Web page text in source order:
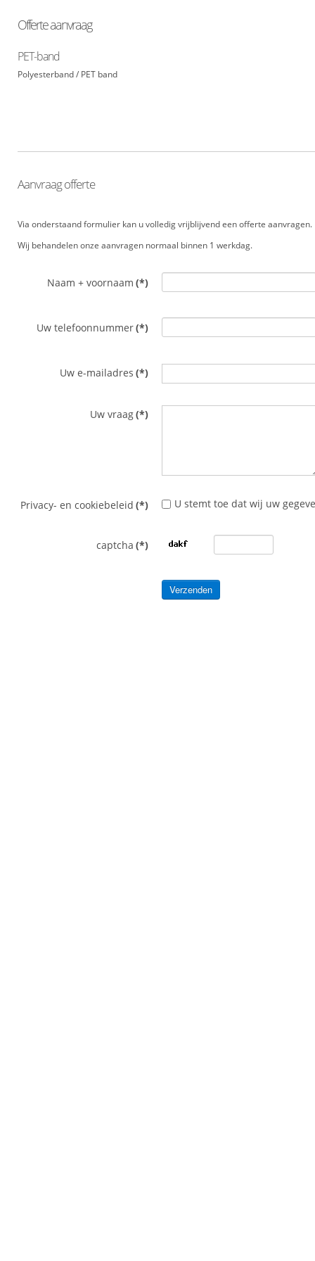
Offerte aanvraag
PET-band
Polyesterband / PET band
Aanvraag offerte
Via onderstaand formulier kan u volledig vrijblijvend een offerte
Wij behandelen onze aanvragen normaal binnen 1 werkdag.
Naam + voornaam (*)
Uw telefoonnummer(*)
Uw e-mailadres (*)
Uw vraag(*)
Privacy- en cookiebeleid (*) U stemt toe dat wij uw
captcha (*)